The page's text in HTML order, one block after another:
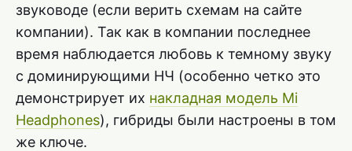
звуководе (если верить схемам на сайте
компании). Так как в компании последнее
время наблюдается любовь к темному звуку
с доминирующими НЧ (особенно четко это
демонстрирует их накладная модель Mi
Headphones), гибриды были настроены в том
же ключе.